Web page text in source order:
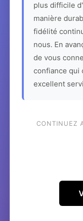
plus difficile
manière
fidélité
nous. En
de vous
confiance qui
excellent
CONTINUEZ